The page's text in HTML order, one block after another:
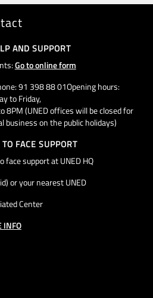
AND SUPPORT
Go to online form
91 398 88 01Opening hours:
to Friday,
8PM (UNED offices will be closed for
business on the public holidays)
TO FACE SUPPORT
face support at UNED HQ
or your nearest UNED
Center
INFO